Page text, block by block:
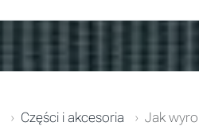
Części i akcesoria Jak